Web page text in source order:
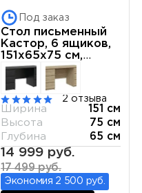
Под заказ
Стол письменный
Кастор, 6 ящиков,
151х65х75 см,
белый
2 отзыва
Ширина
151 см
Высота
75 см
Глубина
65 см
14 999 руб.
17 499 руб.
Экономия 2 500 руб.